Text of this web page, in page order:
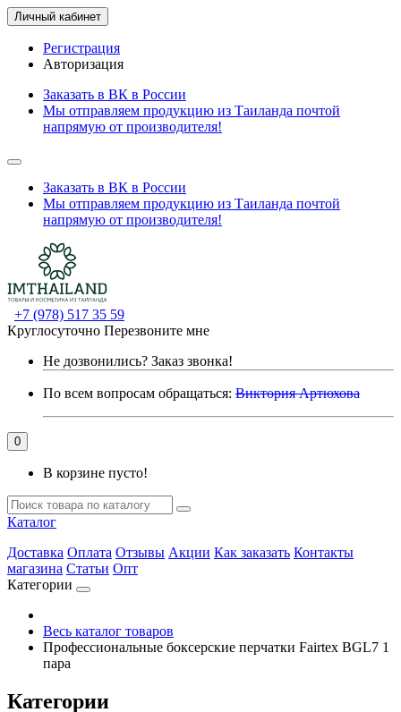
Личный кабинет
Регистрация
Авторизация
Заказать в ВК в России
Мы отправляем продукцию из Таиланда почтой
напрямую от производителя!
Заказать в ВК в России
Мы отправляем продукцию из Таиланда почтой
напрямую от производителя!
+7 (978) 517 35 59
Круглосуточно Перезвоните мне
Не дозвонились? Заказ звонка!
По всем вопросам обращаться: Виктория Артюхова
0
В корзине пусто!
Каталог
Доставка Оплата Отзывы Акции Как заказать Контакты
магазина Статьи Опт
Категории
Весь каталог товаров
Профессиональные боксерские перчатки Fairtex BGL7 1
пара
Категории